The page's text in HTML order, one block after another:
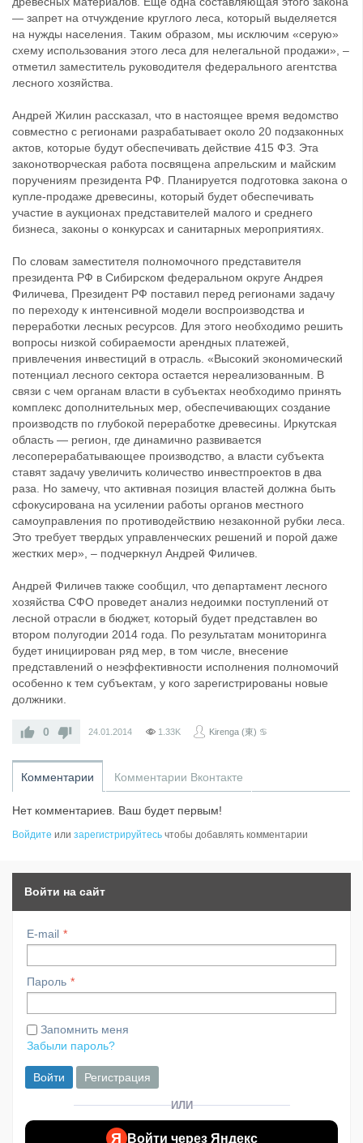
— запрет на отчуждение круглого леса, который выделяется
на нужды населения. Таким образом, мы исключим «серую»
схему использования этого леса для нелегальной продажи», –
отметил заместитель руководителя федерального агентства
лесного хозяйства.
Андрей Жилин рассказал, что в настоящее время ведомство
совместно с регионами разрабатывает около 20 подзаконных
актов, которые будут обеспечивать действие 415 ФЗ. Эта
законотворческая работа посвящена апрельским и майским
поручениям президента РФ. Планируется подготовка закона о
купле-продаже древесины, который будет обеспечивать
участие в аукционах представителей малого и среднего
бизнеса, законы о конкурсах и санитарных мероприятиях.
По словам заместителя полномочного представителя
президента РФ в Сибирском федеральном округе Андрея
Филичева, Президент РФ поставил перед регионами задачу
по переходу к интенсивной модели воспроизводства и
переработки лесных ресурсов. Для этого необходимо решить
вопросы низкой собираемости арендных платежей,
привлечения инвестиций в отрасль. «Высокий экономический
потенциал лесного сектора остается нереализованным. В
связи с чем органам власти в субъектах необходимо принять
комплекс дополнительных мер, обеспечивающих создание
производств по глубокой переработке древесины. Иркутская
область — регион, где динамично развивается
лесоперерабатывающее производство, а власти субъекта
ставят задачу увеличить количество инвестпроектов в два
раза. Но замечу, что активная позиция властей должна быть
сфокусирована на усилении работы органов местного
самоуправления по противодействию незаконной рубки леса.
Это требует твердых управленческих решений и порой даже
жестких мер», – подчеркнул Андрей Филичев.
Андрей Филичев также сообщил, что департамент лесного
хозяйства СФО проведет анализ недоимки поступлений от
лесной отрасли в бюджет, который будет представлен во
втором полугодии 2014 года. По результатам мониторинга
будет инициирован ряд мер, в том числе, внесение
представлений о неэффективности исполнения полномочий
особенно к тем субъектам, у кого зарегистрированы новые
должники.
0 24.01.2014 1.33K Kirenga (東) ♋
Комментарии Комментарии Вконтакте
Нет комментариев. Ваш будет первым!
Войдите или зарегистрируйтесь чтобы добавлять комментарии
Войти на сайт
E-mail
Пароль
Запомнить меня
Забыли пароль?
Войти Регистрация
ИЛИ
Я Войти через Яндекс